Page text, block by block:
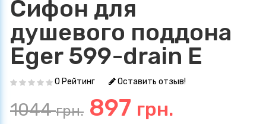
Сифон для
душевого поддона
Eger 599-drain E
0 Рейтинг Оставить отзыв!
1044грн. 897 грн.